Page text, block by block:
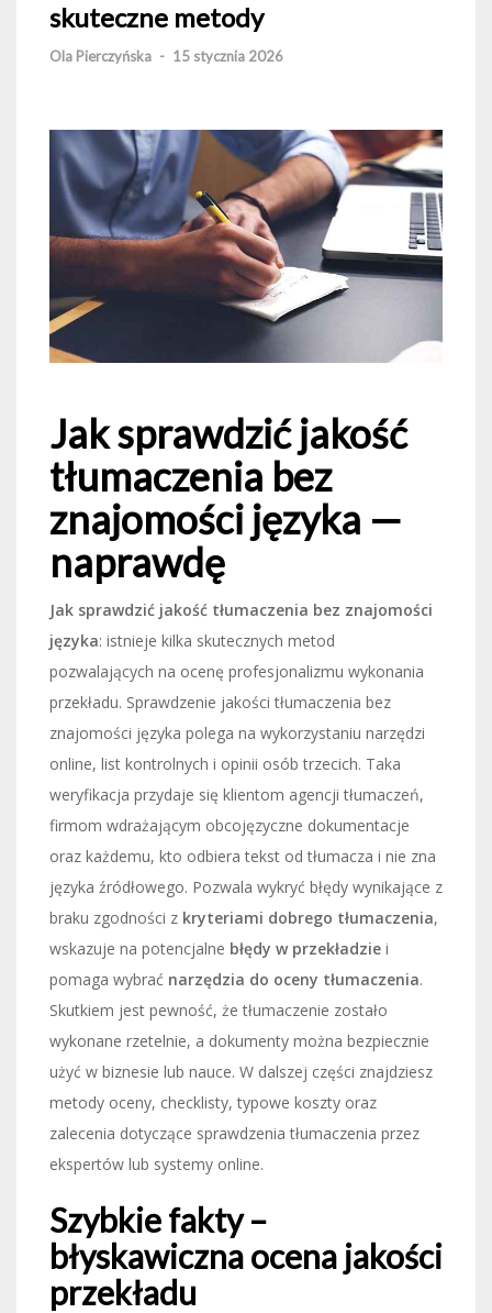
skuteczne metody
Ola Pierczyńska - 15 stycznia 2026
Jak sprawdzić jakość
tłumaczenia bez
znajomości języka —
naprawdę
Jak sprawdzić jakość tłumaczenia bez znajomości
języka: istnieje kilka skutecznych metod
pozwalających na ocenę profesjonalizmu wykonania
przekładu. Sprawdzenie jakości tłumaczenia bez
znajomości języka polega na wykorzystaniu narzędzi
online, list kontrolnych i opinii osób trzecich. Taka
weryfikacja przydaje się klientom agencji tłumaczeń,
firmom wdrażającym obcojęzyczne dokumentacje
oraz każdemu, kto odbiera tekst od tłumacza i nie zna
języka źródłowego. Pozwala wykryć błędy wynikające z
braku zgodności z kryteriami dobrego tłumaczenia,
wskazuje na potencjalne błędy w przekładzie i
pomaga wybrać narzędzia do oceny tłumaczenia.
Skutkiem jest pewność, że tłumaczenie zostało
wykonane rzetelnie, a dokumenty można bezpiecznie
użyć w biznesie lub nauce. W dalszej części znajdziesz
metody oceny, checklisty, typowe koszty oraz
zalecenia dotyczące sprawdzenia tłumaczenia przez
ekspertów lub systemy online.
Szybkie fakty –
błyskawiczna ocena jakości
przekładu